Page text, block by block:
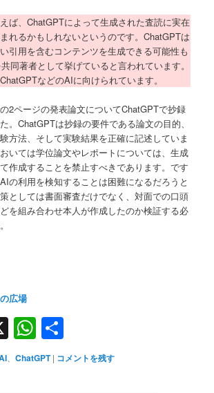
ば、ChatGPTによって生成された査読に実在
れるかもしれないというのです。ChatGPTは
引用を含むコンテンツを生成できる可能性も
同著者として挙げていると言われています。
などのAIに向けられています。
2ページの発表論文についてChatGPTで抄録
。ChatGPTは抄録の要件である論文の目的、
方法、そして実験結果を正確に記述していま
いては学位論文やレポートについては、生成
作成することを禁止すべきであります。です
の利用を検知することは困難になるだろうと
としては書面審査だけでなく、対面での口頭
を組み合わせ本人が作成したのか検証する必
広場
X WhatsApp
有
、ChatGPT | コメントを残す